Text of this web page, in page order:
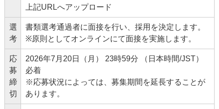
上記URLへアップロード
選
考
書類選考通過者に面接を行い、採用を決定します。
※原則としてオンラインにて面接を実施します。
応
募
締
切
2026年7月20日（月） 23時59分 （日本時間/JST）
必着
※応募状況によっては、募集期間を延長することが
あります。